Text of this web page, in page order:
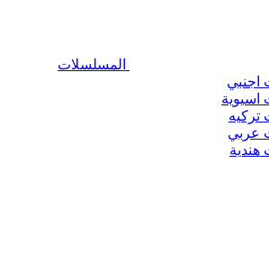
المسلسلات
اجنبي
عربي